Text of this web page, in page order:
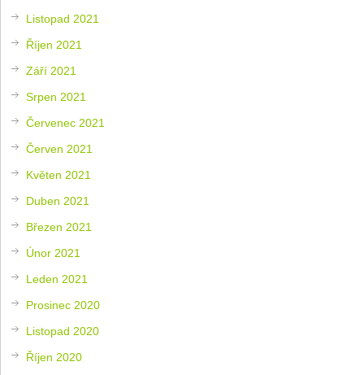
Listopad 2021
Říjen 2021
Září 2021
Srpen 2021
Červenec 2021
Červen 2021
Květen 2021
Duben 2021
Březen 2021
Únor 2021
Leden 2021
Prosinec 2020
Listopad 2020
Říjen 2020